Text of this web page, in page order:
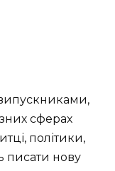
сферах
політики,
писати нову